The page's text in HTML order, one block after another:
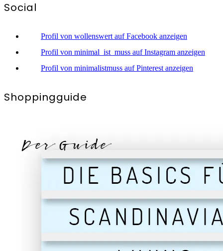
Social
Profil von wollenswert auf Facebook anzeigen
Profil von minimal_ist_muss auf Instagram anzeigen
Profil von minimalistmuss auf Pinterest anzeigen
Shoppingguide